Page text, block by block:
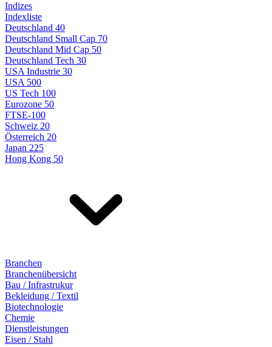
Indizes
Indexliste
Deutschland 40
Deutschland Small Cap 70
Deutschland Mid Cap 50
Deutschland Tech 30
USA Industrie 30
USA 500
US Tech 100
Eurozone 50
FTSE-100
Schweiz 20
Österreich 20
Japan 225
Hong Kong 50
Branchen
Branchenübersicht
Bau / Infrastrukur
Bekleidung / Textil
Biotechnologie
Chemie
Dienstleistungen
Eisen / Stahl